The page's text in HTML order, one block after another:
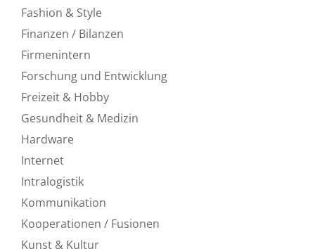
Fashion & Style
Finanzen / Bilanzen
Firmenintern
Forschung und Entwicklung
Freizeit & Hobby
Gesundheit & Medizin
Hardware
Internet
Intralogistik
Kommunikation
Kooperationen / Fusionen
Kunst & Kultur